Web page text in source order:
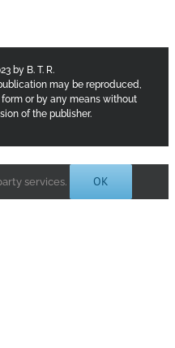
by B. T. R.
may be reproduced,
or by any means without
of the publisher.
services. OK